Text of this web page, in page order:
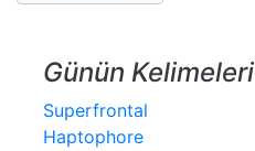
Günün Kelimeleri
Superfrontal
Haptophore